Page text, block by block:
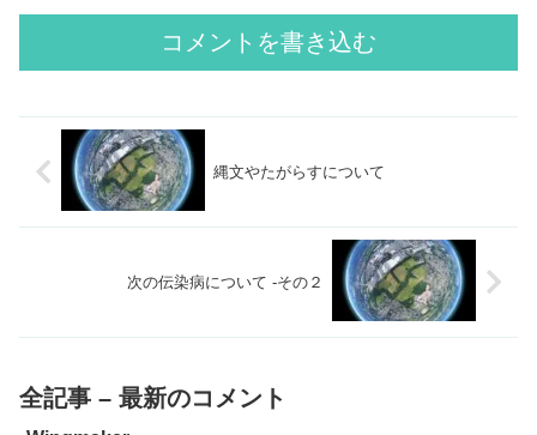
コメントを書き込む
縄文やたがらすについて
次の伝染病について -その２
全記事 – 最新のコメント